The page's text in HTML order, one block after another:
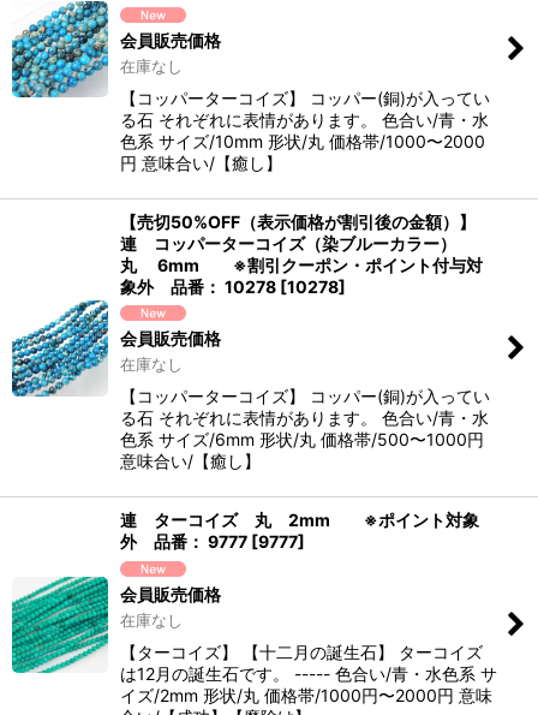
会員販売価格
在庫なし
【コッパーターコイズ】 コッパー(銅)が入ってい
る石 それぞれに表情があります。 色合い/青・水
色系 サイズ/10mm 形状/丸 価格帯/1000〜2000
円 意味合い/【癒し】
【売切50%OFF（表示価格が割引後の金額）】
連 コッパーターコイズ（染ブルーカラー）
丸 6mm ※割引クーポン・ポイント付与対
象外 品番： 10278 [10278]
会員販売価格
在庫なし
【コッパーターコイズ】 コッパー(銅)が入ってい
る石 それぞれに表情があります。 色合い/青・水
色系 サイズ/6mm 形状/丸 価格帯/500〜1000円
意味合い/【癒し】
連 ターコイズ 丸 2mm ※ポイント対象
外 品番： 9777 [9777]
会員販売価格
在庫なし
【ターコイズ】 【十二月の誕生石】 ターコイズ
は12月の誕生石です。 ----- 色合い/青・水色系 サ
イズ/2mm 形状/丸 価格帯/1000円〜2000円 意味